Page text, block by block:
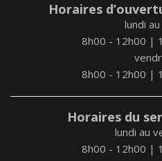
Horaires
lundi
8h00 - 12h00 |
8h00 - 12h00 |
Horaires du
lundi au
8h00 - 12h00 |